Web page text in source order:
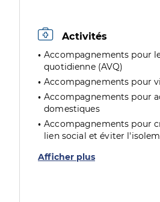
Activités
Accompagnements pour
quotidienne (AVQ)
Accompagnements pour
Accompagnements pour
domestiques
Accompagnements pour
lien social et éviter
Afficher plus